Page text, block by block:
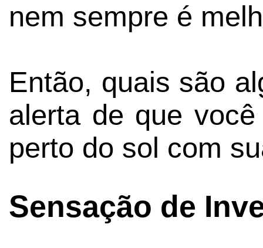
nem sempre é
Então, quais são
alerta de que
perto do sol com
Sensação de